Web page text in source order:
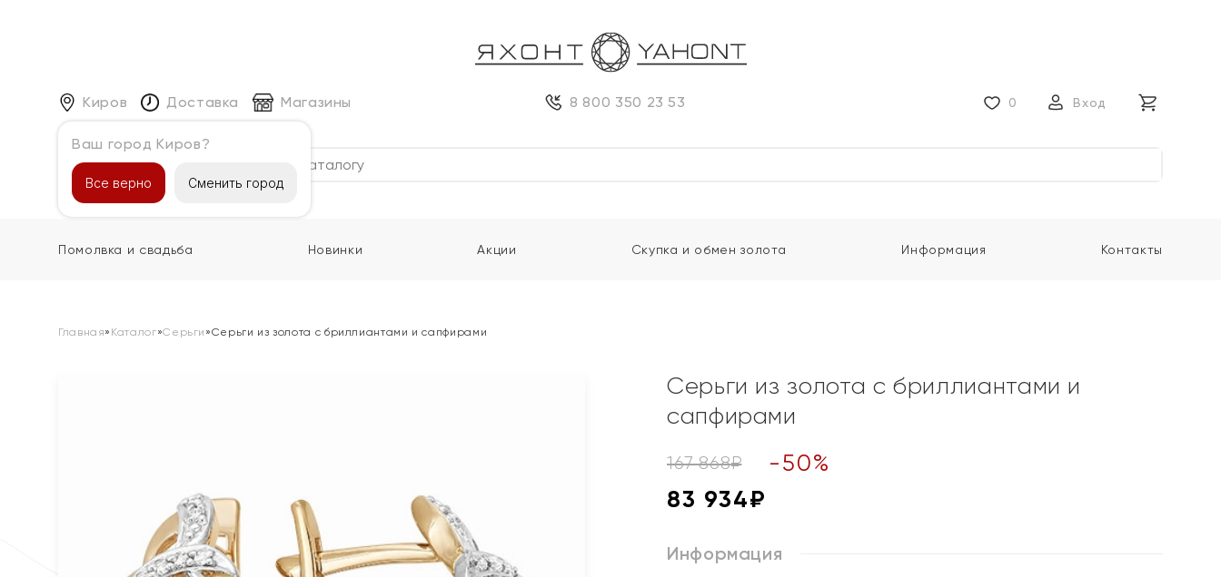
Киров
Ваш город Киров?
Все верно Сменить город
Доставка Магазины 8 800 350 23 53 0 Вход
Каталог
Помолвка и свадьба Новинки Акции Скупка и обмен золота Информация Контакты
Главная» Каталог»Серьги »Серьги из золота с бриллиантами и сапфирами
Серьги из золота с бриллиантами и
сапфирами
167 868₽ -50%
83 934₽
Информация